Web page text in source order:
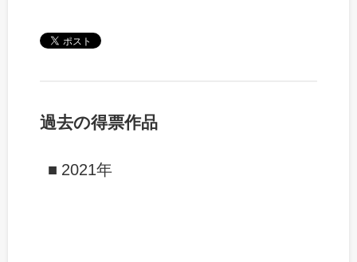
過去の得票作品
2021年